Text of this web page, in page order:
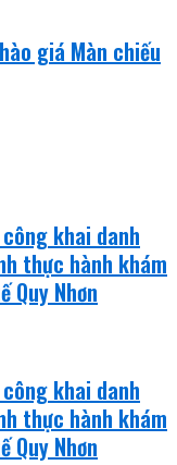
giá Màn chiếu
khai danh
thực hành khám
Quy Nhơn
khai danh
thực hành khám
Quy Nhơn